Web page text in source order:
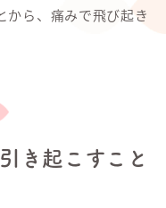
から、痛みで飛び起き
き起こすこと